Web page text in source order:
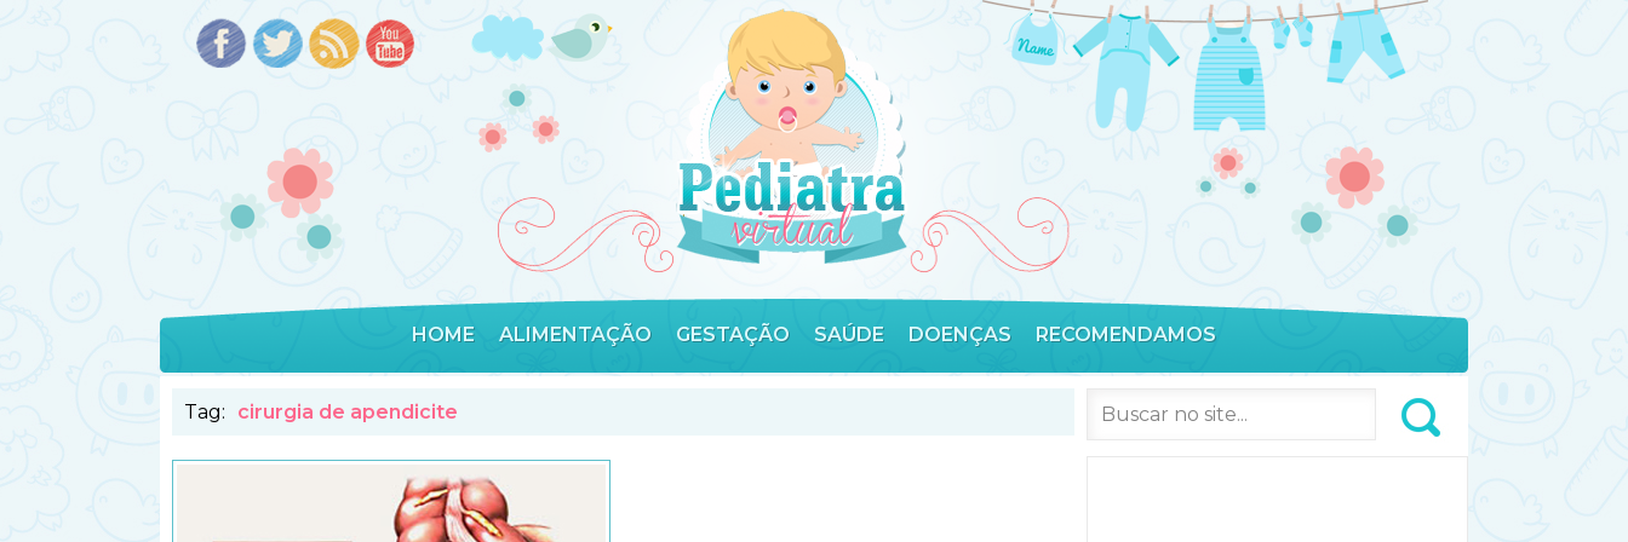
HOME ALIMENTAÇÃO GESTAÇÃO SAÚDE DOENÇAS RECOMENDAMOS
Tag: cirurgia de apendicite